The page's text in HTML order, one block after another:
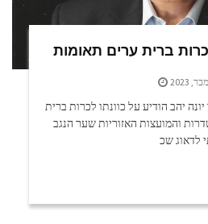
ברית ערים תאומות
יהב הודיע על כוונתו לכרות ברית
והמועצות האזוריות שער הנגב
לדאוג שכ